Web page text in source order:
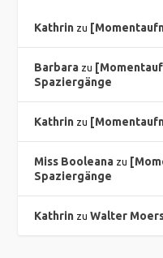
Kathrin zu
Barbara zu
Spaziergänge
Kathrin zu
Miss Booleana zu
Spaziergänge
Kathrin zuWalter